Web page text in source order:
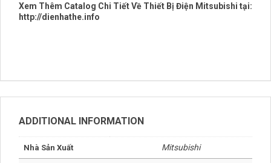
Xem Thêm Catalog Chi Tiết Về Thiết Bị Điện Mitsubishi tại:
http://dienhathe.info
ADDITIONAL INFORMATION
Nhà Sản Xuất Mitsubishi